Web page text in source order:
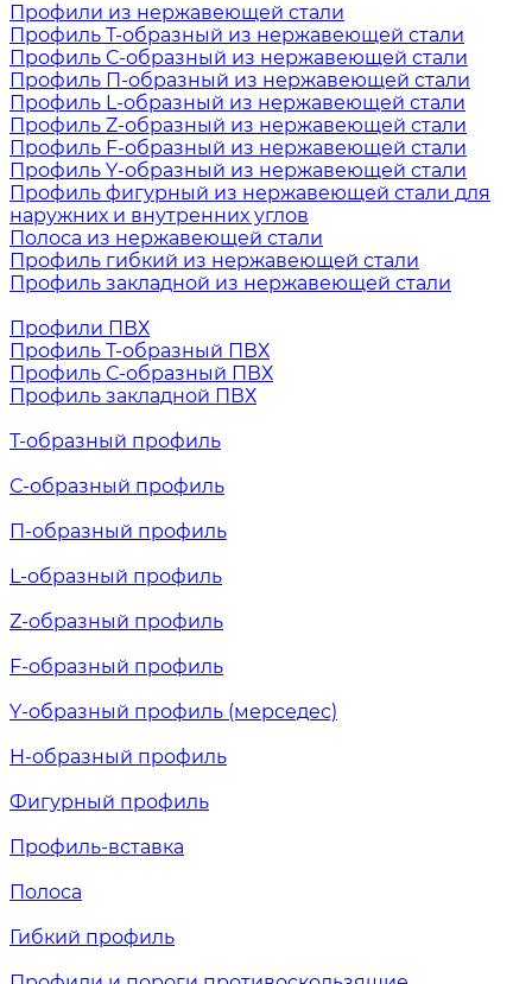
Профили из нержавеющей стали
Профиль Т-образный из нержавеющей стали
Профиль С-образный из нержавеющей стали
Профиль П-образный из нержавеющей стали
Профиль L-образный из нержавеющей стали
Профиль Z-образный из нержавеющей стали
Профиль F-образный из нержавеющей стали
Профиль Y-образный из нержавеющей стали
Профиль фигурный из нержавеющей стали для
наружних и внутренних углов
Полоса из нержавеющей стали
Профиль гибкий из нержавеющей стали
Профиль закладной из нержавеющей стали
Профили ПВХ
Профиль Т-образный ПВХ
Профиль С-образный ПВХ
Профиль закладной ПВХ
Т-образный профиль
С-образный профиль
П-образный профиль
L-образный профиль
Z-образный профиль
F-образный профиль
Y-образный профиль (мерседес)
H-образный профиль
Фигурный профиль
Профиль-вставка
Полоса
Гибкий профиль